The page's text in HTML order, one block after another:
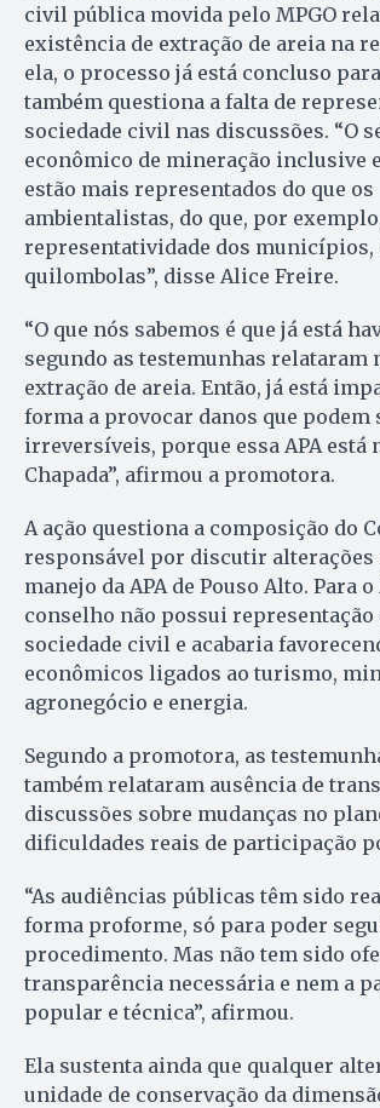
civil pública movida pelo MPGO
existência de extração de areia na
ela, o processo já está concluso
também questiona a falta de
sociedade civil nas discussões. “O
econômico de mineração inclusive
estão mais representados do que os
ambientalistas, do que, por
representatividade dos municípios,
quilombolas”, disse Alice Freire.
“O que nós sabemos é que já está
segundo as testemunhas relataram
extração de areia. Então, já está
forma a provocar danos que podem
irreversíveis, porque essa APA está
Chapada”, afirmou a promotora.
A ação questiona a composição do
responsável por discutir alterações
manejo da APA de Pouso Alto. Para o
conselho não possui representação
sociedade civil e acabaria
econômicos ligados ao turismo,
agronegócio e energia.
Segundo a promotora, as
também relataram ausência de
discussões sobre mudanças no
dificuldades reais de participação
“As audiências públicas têm sido
forma proforme, só para poder
procedimento. Mas não tem sido
transparência necessária e nem a
popular e técnica”, afirmou.
Ela sustenta ainda que qualquer
unidade de conservação da